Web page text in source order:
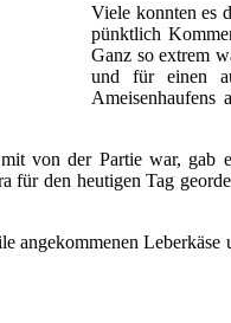
Viele konnten es
pünktlich
Ganz so extrem
und für einen
von der Partie war, gab
den heutigen Tag